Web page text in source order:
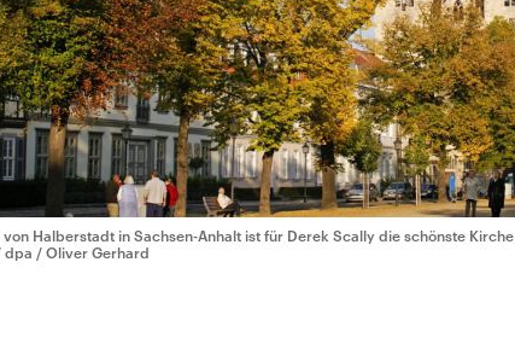
von Halberstadt in Sachsen-Anhalt ist für Derek Scally die schönste
dpa / Oliver Gerhard